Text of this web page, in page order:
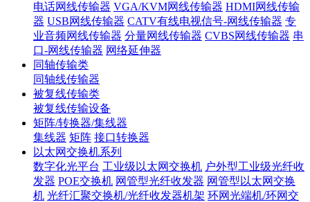
电话网线传输器 VGA/KVM网线传输器 HDMI网线传输
器 USB网线传输器 CATV有线电视信号-网线传输器 专
业音频网线传输器 分量网线传输器 CVBS网线传输器 串
口-网线传输器 网络延伸器
同轴传输类
同轴线传输器
被复线传输类
被复线传输设备
矩阵/转换器/集线器
集线器 矩阵 接口转换器
以太网交换机系列
数字化光平台 工业级以太网交换机 户外型工业级光纤收
发器 POE交换机 网管型光纤收发器 网管型以太网交换
机 光纤汇聚交换机/光纤收发器机架 环网光端机/环网交